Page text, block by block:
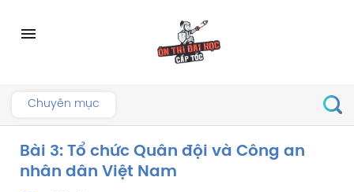
menu
Chuyên mục
Bài 3: Tổ chức Quân đội và Công an
nhân dân Việt Nam